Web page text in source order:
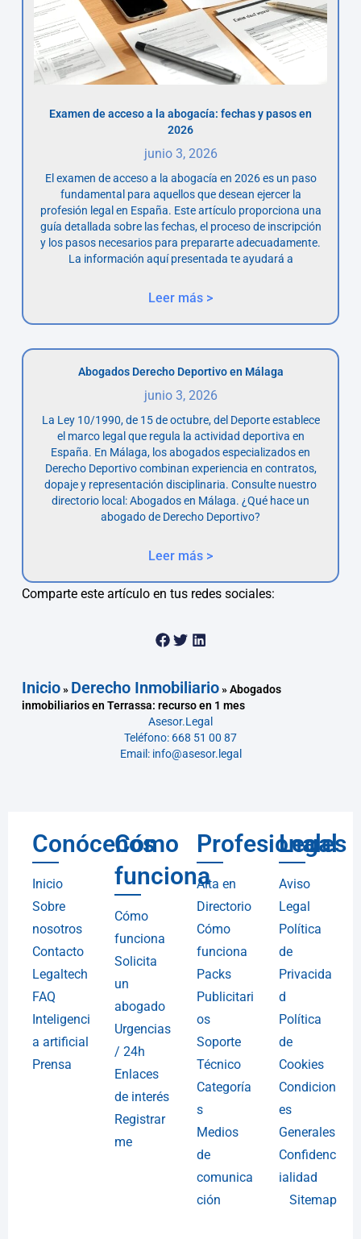
Examen de acceso a la abogacía: fechas y pasos en
2026
junio 3, 2026
El examen de acceso a la abogacía en 2026 es un paso
fundamental para aquellos que desean ejercer la
profesión legal en España. Este artículo proporciona una
guía detallada sobre las fechas, el proceso de inscripción
y los pasos necesarios para prepararte adecuadamente.
La información aquí presentada te ayudará a
Leer más >
Abogados Derecho Deportivo en Málaga
junio 3, 2026
La Ley 10/1990, de 15 de octubre, del Deporte establece
el marco legal que regula la actividad deportiva en
España. En Málaga, los abogados especializados en
Derecho Deportivo combinan experiencia en contratos,
dopaje y representación disciplinaria. Consulte nuestro
directorio local: Abogados en Málaga. ¿Qué hace un
abogado de Derecho Deportivo?
Leer más >
Comparte este artículo en tus redes sociales:
Inicio» Derecho Inmobiliario»Abogados
inmobiliarios en Terrassa: recurso en 1 mes
Asesor.Legal
Teléfono: 668 51 00 87
Email: info@asesor.legal
Conócenos
Inicio
Sobre
nosotros
Contacto
Legaltech
FAQ
Inteligenci
a artificial
Prensa
Cómo
funciona
Cómo
funciona
Solicita
un
abogado
Urgencias
/ 24h
Enlaces
de interés
Registrar
me
Profesionales
Alta en
Directorio
Cómo
funciona
Packs
Publicitari
os
Soporte
Técnico
Categoría
s
Medios
de
comunica
ción
Legal
Aviso
Legal
Política
de
Privacida
d
Política
de
Cookies
Condicion
es
Generales
Confidenc
ialidad
Sitemap